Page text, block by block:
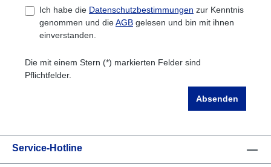
Ich habe die Datenschutzbestimmungen zur Kenntnis
genommen und dieAGB gelesen und bin mit ihnen
einverstanden.
Die mit einem Stern (*) markierten Felder sind
Pflichtfelder.
Absenden
Service-Hotline